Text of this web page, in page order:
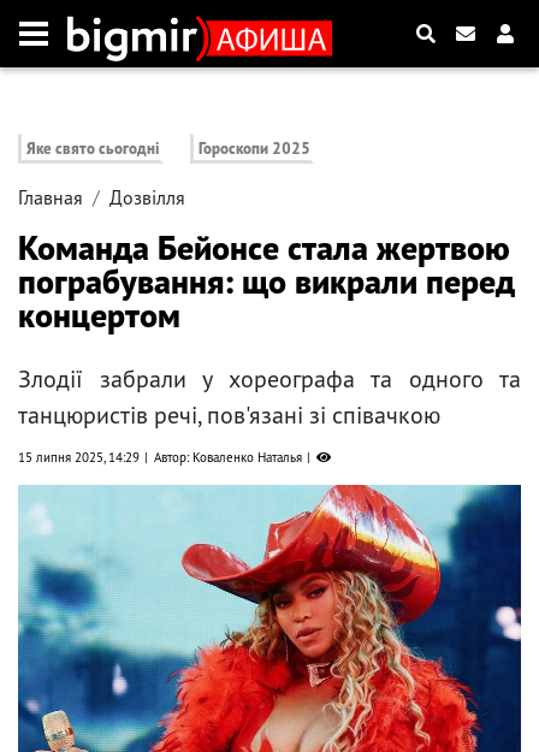
Яке свято сьогодні Гороскопи 2025
Главная Дозвілля
Команда Бейонсе стала жертвою
пограбування: що викрали перед
концертом
Злодії забрали у хореографа та одного та
танцюристів речі, пов'язані зі співачкою
15 липня 2025, 14:29 Автор: Коваленко Наталья